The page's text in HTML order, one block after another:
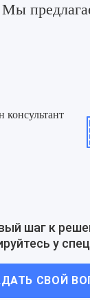
в Украине
году: что
Мы
консультант
шаг к
у
СВОЙ